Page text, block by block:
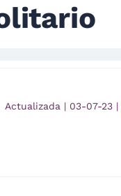
Actualizada | 03-07-23 |